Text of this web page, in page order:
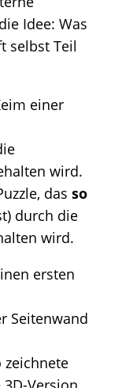
Idee: Was
selbst Teil
einer
wird.
das so
durch die
wird.
ersten
Seitenwand
zeichnete